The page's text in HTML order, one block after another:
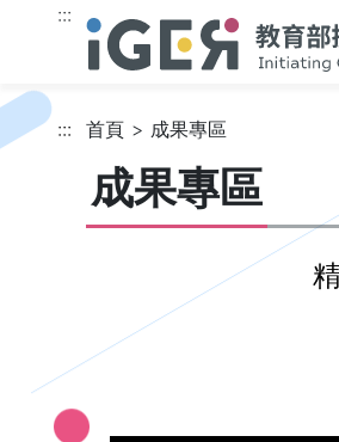
跳到主要內容
:::
::: 首頁
成果專區
成果專區